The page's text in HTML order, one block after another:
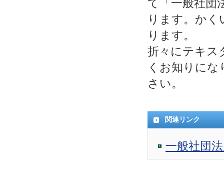
て「一般社団
ります。か
ります。
折々にテキス
くお知りに
さい。
関連リンク
一般社団